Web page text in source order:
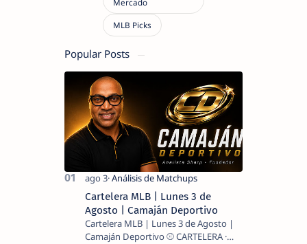
Popular Posts
Cartelera MLB | Lunes 3 de
Agosto | Camaján Deportivo
Cartelera MLB | Lunes 3 de Agosto |
Camaján Deportivo ⚾ CARTELERA ·